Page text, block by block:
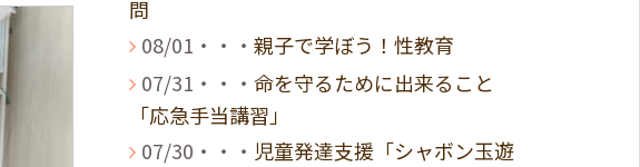
問
08/01・・・ 親子で学ぼう！性教育
07/31・・・ 命を守るために出来ること
「応急手当講習」
07/30・・・ 児童発達支援「シャボン玉遊